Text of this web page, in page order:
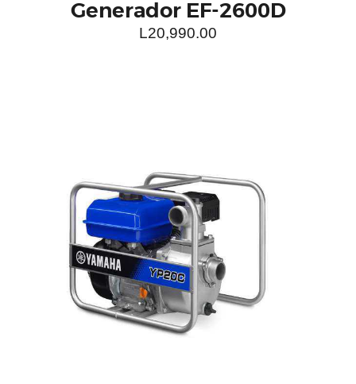
Generador EF-2600D
L20,990.00